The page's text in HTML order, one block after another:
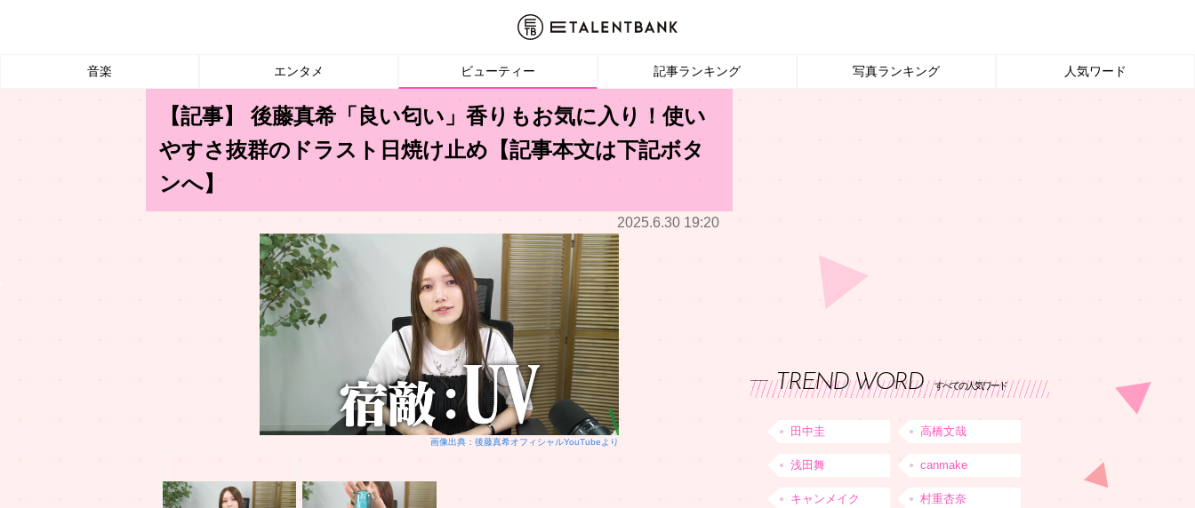
音楽 エンタメ ビューティー 記事ランキング 写真ランキング 人気ワード
【記事】 後藤真希「良い匂い」香りもお気に入り！使い
やすさ抜群のドラスト日焼け止め【記事本文は下記ボタ
ンへ】
2025.6.30 19:20
画像出典：後藤真希オフィシャルYouTubeより
TREND WORD すべての人気ワード
田中圭 高橋文哉
浅田舞 canmake
キャンメイク 村重杏奈